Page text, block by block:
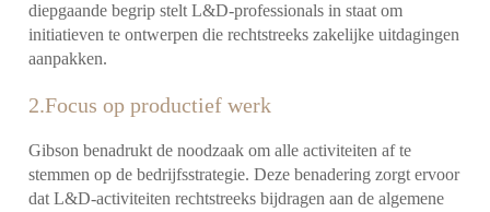
diepgaande begrip stelt L&D-professionals in staat om
initiatieven te ontwerpen die rechtstreeks zakelijke uitdagingen
aanpakken.
2.Focus op productief werk
Gibson benadrukt de noodzaak om alle activiteiten af ​​te
stemmen op de bedrijfsstrategie. Deze benadering zorgt ervoor
dat L&D-activiteiten rechtstreeks bijdragen aan de algemene